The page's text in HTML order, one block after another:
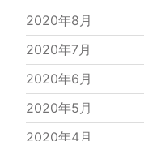
2020年8月
2020年7月
2020年6月
2020年5月
2020年4月